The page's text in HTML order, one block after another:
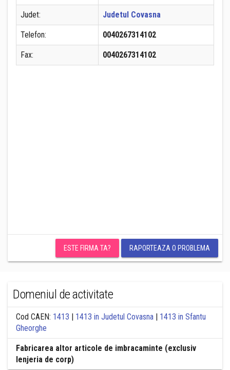
Judet: Judetul Covasna
Telefon: 0040267314102
Fax: 0040267314102
ESTE FIRMA TA? RAPORTEAZA O PROBLEMA
Domeniul de activitate
Cod CAEN: 1413 | 1413 in Judetul Covasna | 1413 in Sfantu
Gheorghe
Fabricarea altor articole de imbracaminte (exclusiv
lenjeria de corp)